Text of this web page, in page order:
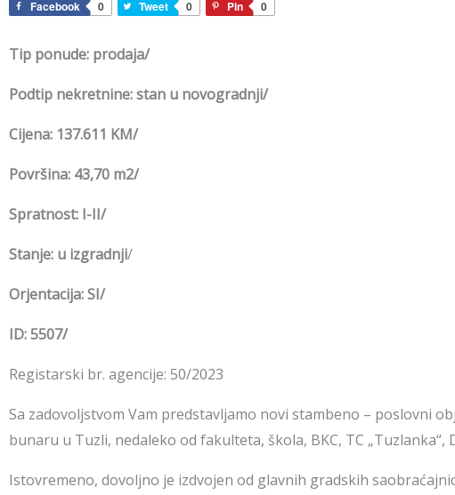
Facebook 0 Tweet 0 Pin 0
Tip ponude: prodaja/
Podtip nekretnine: stan u novogradnji/
Cijena: 137.611 KM/
Površina: 43,70 m2/
Spratnost: I-II/
Stanje: u izgradnji/
Orjentacija:SI/
ID: 5507/
Registarski br. agencije: 50/2023
Sa zadovoljstvom Vam predstavljamo novi stambeno – poslovni
bunaru u Tuzli, nedaleko od fakulteta, škola, BKC, TC
Istovremeno, dovoljno je izdvojen od glavnih gradskih